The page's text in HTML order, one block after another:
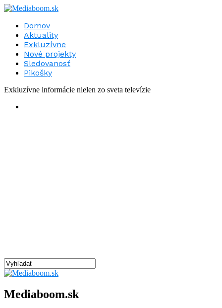
Domov
Aktuality
Exkluzívne
Nové projekty
Sledovanosť
Pikošky
Exkluzívne informácie nielen zo sveta televízie
Mediaboom.sk